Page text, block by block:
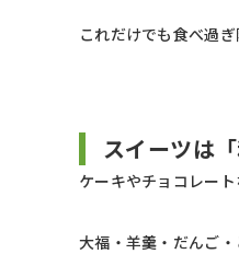
これだけでも食べ過
スイーツは
ケーキやチョコレート
大福・羊羹・だんご